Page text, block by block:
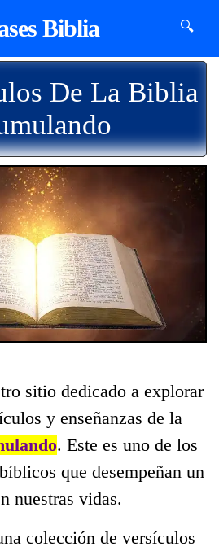
Biblia 🔍
De La Biblia
sitio dedicado a explorar
y enseñanzas de la
. Este es uno de los
que desempeñan un
nuestras vidas.
colección de versículos